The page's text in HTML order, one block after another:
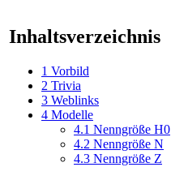
Inhaltsverzeichnis
1 Vorbild
2 Trivia
3 Weblinks
4 Modelle
4.1 Nenngröße H0
4.2 Nenngröße N
4.3 Nenngröße Z